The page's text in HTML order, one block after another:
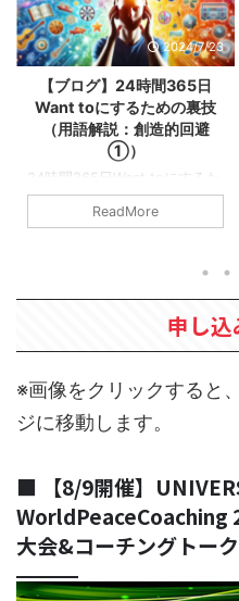
2024/7/23
【ブログ】24時間365日
Want toにするための裏技
（用語解説：創造的回避
①）
24時間365日Want toにするた
めの裏技（用語解説：創造的
回避①） 今回の用語解説シリ
思います。 創造的回避とは何
か？ 我々の脳には「創造的回
避」という機能があります。
く、逃避していくということ
です。 Want to、Have toの話
を以前からしていますので、
ンドはWant toであればとんで
もないパフォーマンスを発揮
します。 しかし、Have ...
ReadMore
申し
※画像をクリックすると
ジに移動します。
■ 【8/9開催】
WorldPeaceCoaching
大会&コーチングトー